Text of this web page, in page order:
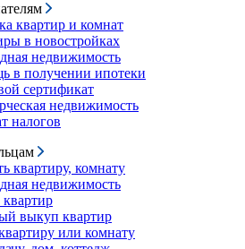
квартир и комнат
в новостройках
недвижимость
в получении ипотеки
сертификат
недвижимость
налогов
квартиру, комнату
недвижимость
выкуп квартир
или комнату